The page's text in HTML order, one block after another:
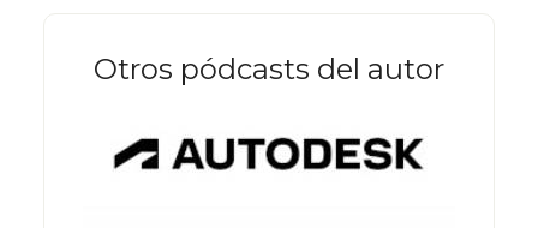
Otros pódcasts del autor